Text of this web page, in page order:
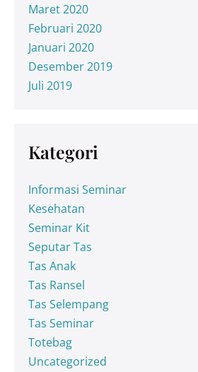
Maret 2020
Februari 2020
Januari 2020
Desember 2019
Juli 2019
Kategori
Informasi Seminar
Kesehatan
Seminar Kit
Seputar Tas
Tas Anak
Tas Ransel
Tas Selempang
Tas Seminar
Totebag
Uncategorized